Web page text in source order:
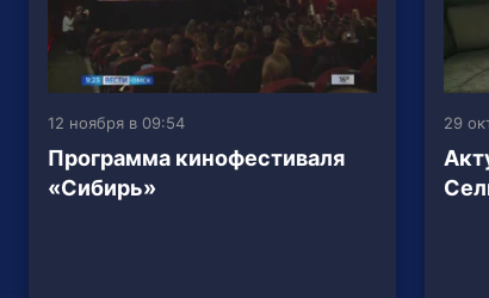
12 ноября в 09:54
Программа кинофестиваля
«Сибирь»
29